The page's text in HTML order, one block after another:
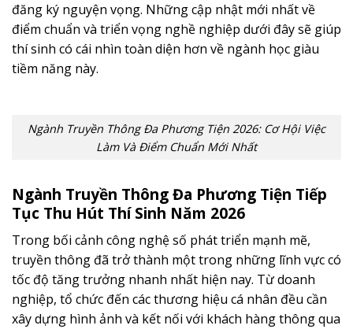
đăng ký nguyện vọng. Những cập nhật mới nhất về
điểm chuẩn và triển vọng nghề nghiệp dưới đây sẽ giúp
thí sinh có cái nhìn toàn diện hơn về ngành học giàu
tiềm năng này.
Ngành Truyền Thông Đa Phương Tiện 2026: Cơ Hội Việc
Làm Và Điểm Chuẩn Mới Nhất
Ngành Truyền Thông Đa Phương Tiện Tiếp
Tục Thu Hút Thí Sinh Năm 2026
Trong bối cảnh công nghệ số phát triển mạnh mẽ,
truyền thông đã trở thành một trong những lĩnh vực có
tốc độ tăng trưởng nhanh nhất hiện nay. Từ doanh
nghiệp, tổ chức đến các thương hiệu cá nhân đều cần
xây dựng hình ảnh và kết nối với khách hàng thông qua